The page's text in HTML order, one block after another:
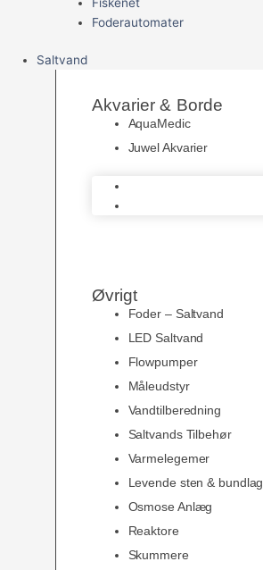
Foderautomater
Saltvand
Akvarier & Borde
AquaMedic
Juwel Akvarier
Øvrigt
Foder – Saltvand
LED Saltvand
Flowpumper
Måleudstyr
Vandtilberedning
Saltvands Tilbehør
Varmelegemer
Levende sten & bundlag
Osmose Anlæg
Reaktore
Skummere